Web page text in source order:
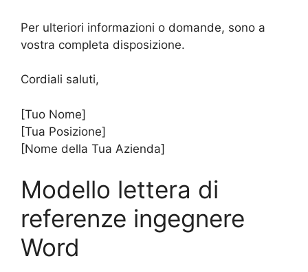
Per ulteriori informazioni o domande, sono a
vostra completa disposizione.
Cordiali saluti,
[Tuo Nome]
[Tua Posizione]
[Nome della Tua Azienda]
Modello lettera di
referenze ingegnere
Word